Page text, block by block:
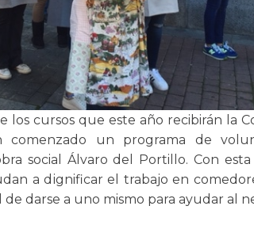
los cursos que este año recibirán la
comenzado un programa de
social Álvaro del Portillo. Con esta
a dignificar el trabajo en
darse a uno mismo para ayudar al